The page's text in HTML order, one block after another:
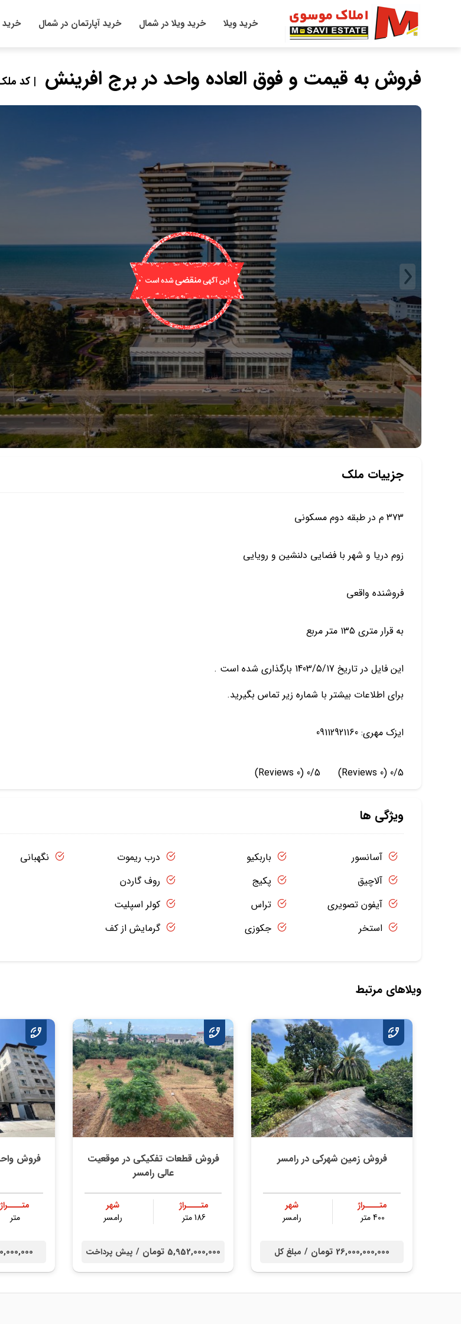
خرید ویلا خرید ویلا در شمال خرید آپارتمان در شمال
فروش به قیمت و فوق العاده واحد در برج افرینش | کد ملک :
جزییات ملک
۳۷۳ م در طبقه دوم مسکونی
زوم دریا و شهر با فضایی دلنشین و رویایی
فروشنده واقعی
به قرار متری ۱۳۵ متر مربع
این فایل در تاریخ 1403/5/17 بارگذاری شده است .
برای اطلاعات بیشتر با شماره زیر تماس بگیرید.
ایزک مهری: 09112921160
0/5
(0 Reviews)
0/5
(0 Reviews)
ویژگی ها
آسانسور
آلاچیق
آیفون تصویری
استخر
باربکیو
پکیج
تراس
جکوزی
درب ریموت
روف گاردن
کولر اسپلیت
گرمایش از کف
نگهبانی
ویلاهای مرتبط
فروش زمین شهرکی در رامسر
متــــراژ
400 متر
شهر
رامسر
26,000,000,000 تومان / مبلغ کل
فروش قطعات تفکیکی در موقعیت
عالی رامسر
متــــراژ
186 متر
شهر
رامسر
5,952,000,000 تومان / پیش پرداخت
فروش
متــــراژ
متر